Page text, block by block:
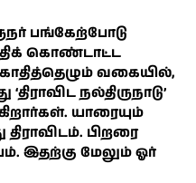
பங்கேற்போடு
கொண்டாட்ட
வகையில்,
நல்திருநாடு’
யாரையும்
திராவிடம். பிறரை
இதற்கு மேலும் ஓர்